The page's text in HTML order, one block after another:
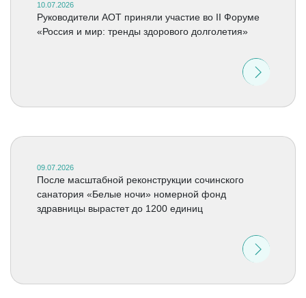
10.07.2026
Руководители АОТ приняли участие во II Форуме
«Россия и мир: тренды здорового долголетия»
09.07.2026
После масштабной реконструкции сочинского
санатория «Белые ночи» номерной фонд
здравницы вырастет до 1200 единиц